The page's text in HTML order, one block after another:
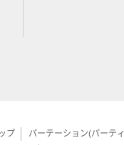
プ パーテーション(パーテ